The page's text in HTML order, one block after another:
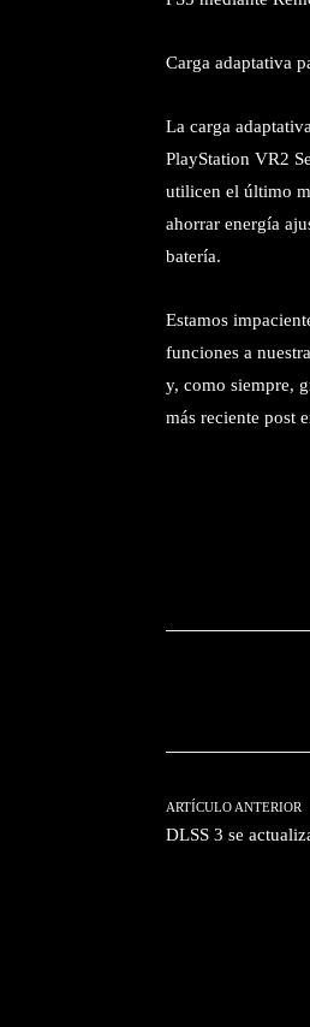
Carga adaptativa
La carga
PlayStation VR2
utilicen el último
ahorrar energía
batería.
Estamos
funciones a
y, como siempre,
más reciente post
ARTÍCULO ANTERIOR
DLSS 3 se